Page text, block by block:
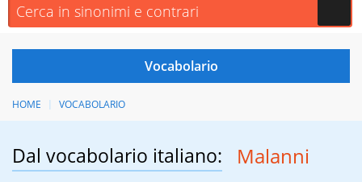
HOME VOCABOLARIO
Dal vocabolario italiano: Malanni